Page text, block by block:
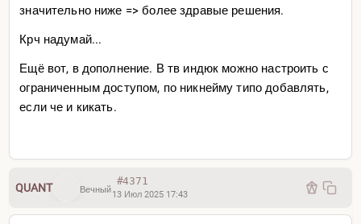
значительно ниже => более здравые решения.
Крч надумай...
Ещё вот, в дополнение. В тв индюк можно настроить с
ограниченным доступом, по никнейму типо добавлять,
если че и кикать.
QUANT Вечный
#4371
13 Июл 2025 17:43